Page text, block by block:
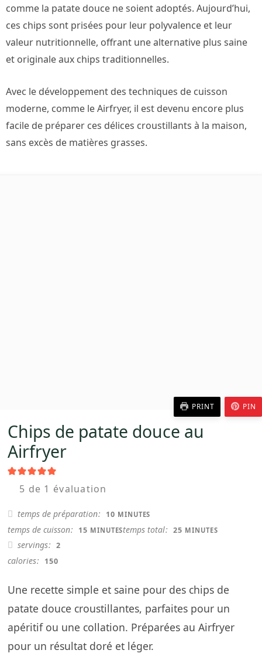
comme la patate douce ne soient adoptés. Aujourd’hui,
ces chips sont prisées pour leur polyvalence et leur
valeur nutritionnelle, offrant une alternative plus saine
et originale aux chips traditionnelles.
Avec le développement des techniques de cuisson
moderne, comme le Airfryer, il est devenu encore plus
facile de préparer ces délices croustillants à la maison,
sans excès de matières grasses.
PRINT PIN
Chips de patate douce au
Airfryer
5 de 1 évaluation
temps de préparation 10 MINUTES
MINUTES
temps de cuisson 15 MINUTES
MINUTEStemps total 25 MINUTES
MINUTES
servings 2
calories 150
Une recette simple et saine pour des chips de
patate douce croustillantes, parfaites pour un
apéritif ou une collation. Préparées au Airfryer
pour un résultat doré et léger.